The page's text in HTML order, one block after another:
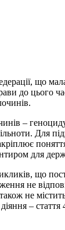
що
до цього
–
для
що
не
не
–